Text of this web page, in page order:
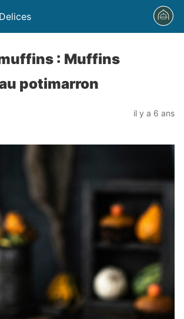
: Muffins
potimarron
il y a 6 ans